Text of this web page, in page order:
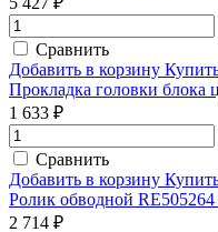
Сравнить
Добавить в корзину
Прокладка головки блока
1 633 ₽
Сравнить
Добавить в корзину
Ролик обводной
2 714 ₽